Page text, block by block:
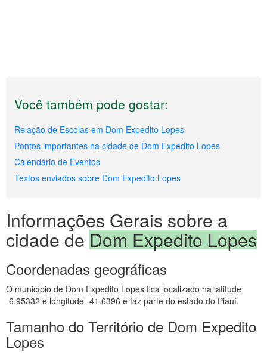
Você também pode gostar:
Relação de Escolas em Dom Expedito Lopes
Pontos importantes na cidade de Dom Expedito Lopes
Calendário de Eventos
Textos enviados sobre Dom Expedito Lopes
Informações Gerais sobre a
cidade de Dom Expedito Lopes
Coordenadas geográficas
O município de Dom Expedito Lopes fica localizado na latitude
-6.95332 e longitude -41.6396 e faz parte do estado do Piauí.
Tamanho do Território de Dom Expedito
Lopes